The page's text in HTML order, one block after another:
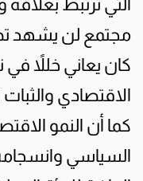
التي ترتبط بعلاقة
مجتمع لن يشهد
كان يعاني خللاً
الاقتصادي
كما أن النمو
السياسي